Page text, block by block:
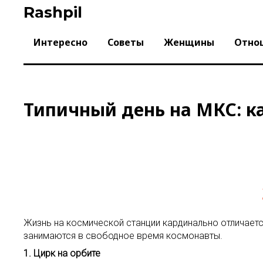
Rashpil
Интересно Советы Женщины
Типичный день на МКС:
Жизнь на космической станции кардинально
занимаются в свободное время космонавты.
1. Цирк на орбите